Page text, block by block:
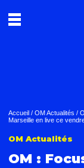
Accueil / OM Actualités /
Marseille en live ce
OM Actualités
OM :